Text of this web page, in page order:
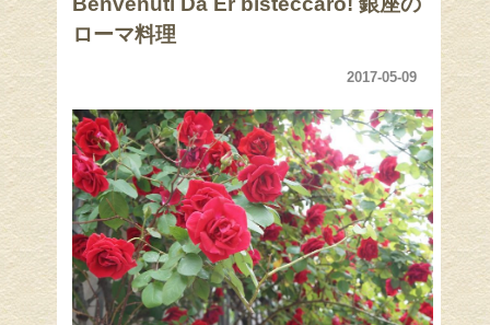
ローマ料理
2017-05-09